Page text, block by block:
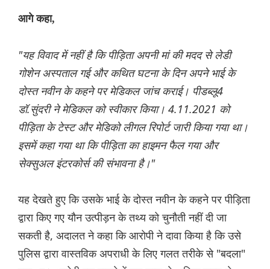
आगे कहा,
"यह विवाद में नहीं है कि पीड़िता अपनी मां की मदद से लेडी
गोशेन अस्पताल गई और कथित घटना के दिन अपने भाई के
दोस्त नवीन के कहने पर मेडिकल जांच कराई। पीडब्लू4
डॉ.सुंदरी ने मेडिकल को स्वीकार किया। 4.11.2021 को
पीड़िता के टेस्ट और मेडिको लीगल रिपोर्ट जारी किया गया था।
इसमें कहा गया था कि पीड़िता का हाइमन फैल गया और
सेक्सुअल इंटरकोर्स की संभावना है।"
यह देखते हुए कि उसके भाई के दोस्त नवीन के कहने पर पीड़िता
द्वारा किए गए यौन उत्पीड़न के तथ्य को चुनौती नहीं दी जा
सकती है, अदालत ने कहा कि आरोपी ने दावा किया है कि उसे
पुलिस द्वारा वास्तविक अपराधी के लिए गलत तरीके से "बदला"